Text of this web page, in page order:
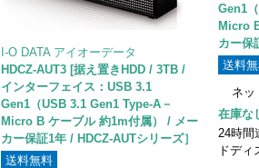
I-O DATA アイオーデータ
HDCZ-AUT3 [据え置きHDD / 3TB /
インターフェイス：USB 3.1
Gen1（USB 3.1 Gen1 Type-A－
Micro B ケーブル 約1m付属） / メー
カー保証1年 / HDCZ-AUTシリーズ］
送料無料
Gen1
Micro
カー保
送料
ネッ
在庫な
24時間
ドディ